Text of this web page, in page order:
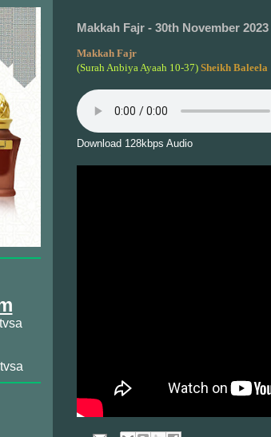
Makkah Fajr - 30th November 2023
Makkah Fajr
(Surah Anbiya Ayaah 10-37) Sheikh Baleela
Download 128kbps Audio